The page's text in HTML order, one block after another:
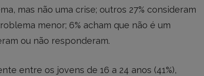
mas não uma crise; outros 27% consideram
menor; 6% acham que não é um
ou não responderam.
entre os jovens de 16 a 24 anos (41%),